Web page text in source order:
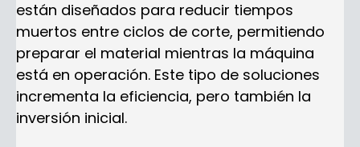
están diseñados para reducir tiempos
muertos entre ciclos de corte, permitiendo
preparar el material mientras la máquina
está en operación. Este tipo de soluciones
incrementa la eficiencia, pero también la
inversión inicial.